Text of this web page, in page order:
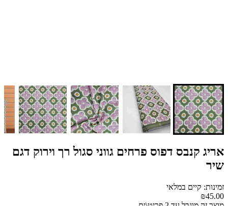
אריג קנבס דפוס פרחים גווני סגול רך וירוק דגם
שיר
זמינות: קיים במלאי
₪45.00